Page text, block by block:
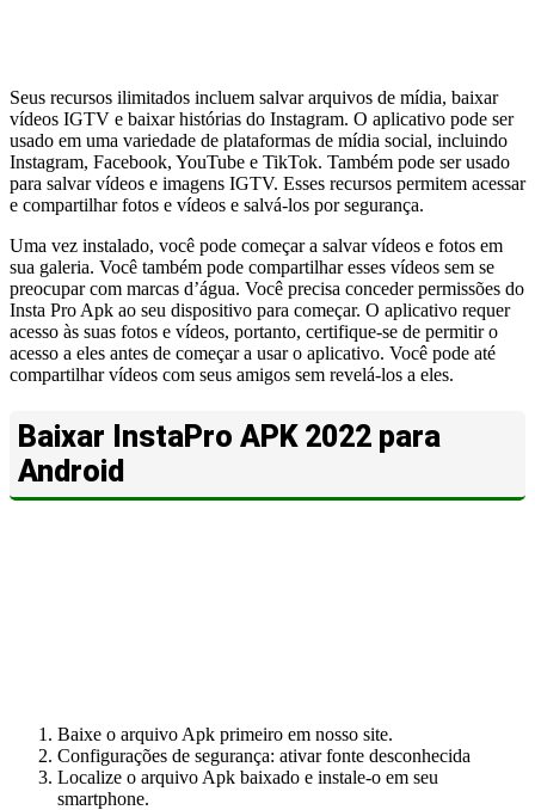
Seus recursos ilimitados incluem salvar arquivos de mídia, baixar
vídeos IGTV e baixar histórias do Instagram. O aplicativo pode ser
usado em uma variedade de plataformas de mídia social, incluindo
Instagram, Facebook, YouTube e TikTok. Também pode ser usado
para salvar vídeos e imagens IGTV. Esses recursos permitem acessar
e compartilhar fotos e vídeos e salvá-los por segurança.
Uma vez instalado, você pode começar a salvar vídeos e fotos em
sua galeria. Você também pode compartilhar esses vídeos sem se
preocupar com marcas d’água. Você precisa conceder permissões do
Insta Pro Apk ao seu dispositivo para começar. O aplicativo requer
acesso às suas fotos e vídeos, portanto, certifique-se de permitir o
acesso a eles antes de começar a usar o aplicativo. Você pode até
compartilhar vídeos com seus amigos sem revelá-los a eles.
Baixar InstaPro APK 2022 para
Android
Baixe o arquivo Apk primeiro em nosso site.
Configurações de segurança: ativar fonte desconhecida
Localize o arquivo Apk baixado e instale-o em seu
smartphone.